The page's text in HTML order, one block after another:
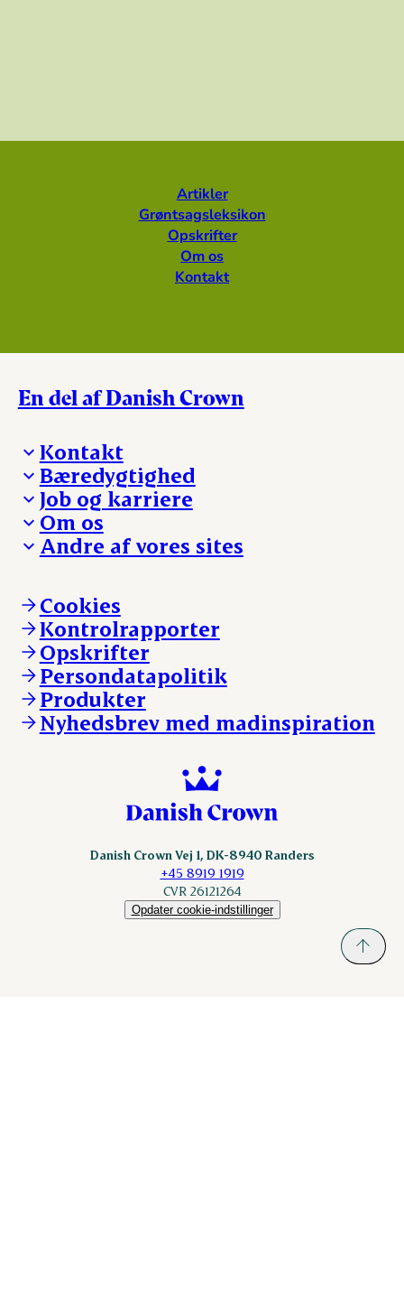
Artikler
Grøntsagsleksikon
Opskrifter
Om os
Kontakt
En del af Danish Crown
Kontakt
Besøg Danish Crown
Presse og nyheder
Reklamationer
Whistleblower
Øvrige henvendelser
Bæredygtighed
Fra jord til bord
Hverdagen
Ansvarlighed og nøgletal
Job og karriere
Arbejd med os
Ledige stillinger
Om os
Hvem er vi
Vores resultater
Vores lokationer
Kontakt
Andre af vores sites
Andelsejere - kreatur
Danishcrownprofessional.com
DAT-Schaub.com
ESS-FOOD.com
Fonden Dansk Gastronomi
KLS.se
nordicspoor.com
Scanhide.dk
Cookies
Kontrolrapporter
Opskrifter
Persondatapolitik
Produkter
Nyhedsbrev med madinspiration
Danish Crown Vej 1, DK-8940 Randers
+45 8919 1919
CVR 26121264
Opdater cookie-indstillinger